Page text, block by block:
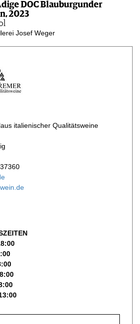
DOC Blauburgunder
2023
Josef Weger
italienischer Qualitätsweine